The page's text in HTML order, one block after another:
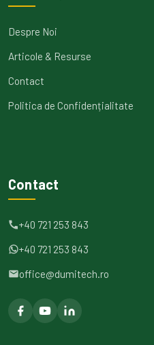
Despre Noi
Articole & Resurse
Contact
Politica de Confidențialitate
Contact
+40 721 253 843
+40 721 253 843
office@dumitech.ro